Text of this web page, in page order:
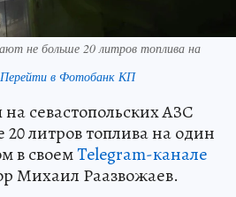
не больше 20 литров топлива на
Перейти в Фотобанк КП
севастопольских АЗС
литров топлива на один
в своемTelegram-канале
Михаил Раазвожаев.